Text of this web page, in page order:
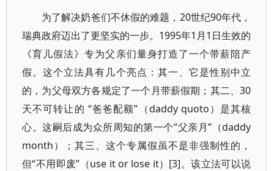
为了解决奶爸们不休假的难题，20世纪90年代，
瑞典政府迈出了更坚实的一步。1995年1月1日生效的
《育儿假法》专为父亲们量身打造了一个带薪陪产
假。这个立法具有几个亮点：其一、它是性别中立
的，为父母双方各规定了一个月带薪假期；其二、30
天不可转让的 “爸爸配额”（daddy quoto）是其核
心。这嗣后成为众所周知的第一个“父亲月”（daddy
month）；其三、这个专属假虽不是非强制性的，
但“不用即废”（use it or lose it）[3]。该立法可以说